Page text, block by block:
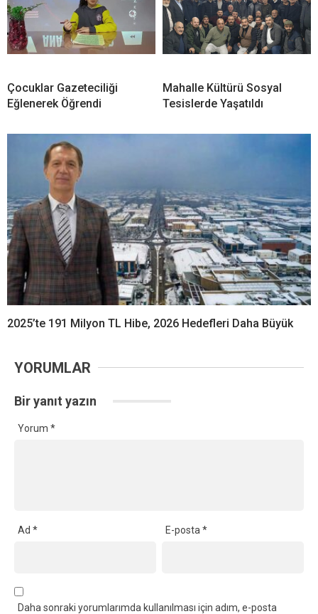
Çocuklar Gazeteciliği
Eğlenerek Öğrendi
Mahalle Kültürü Sosyal
Tesislerde Yaşatıldı
2025’te 191 Milyon TL Hibe, 2026 Hedefleri Daha Büyük
YORUMLAR
Bir yanıt yazın
Yorum *
Ad * E-posta*
Daha sonraki yorumlarımda kullanılması için adım, e-posta